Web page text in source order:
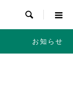

お知らせ